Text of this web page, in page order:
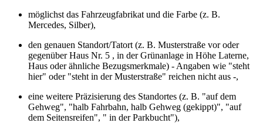
möglichst das Fahrzeugfabrikat und die Farbe (z. B.
Mercedes, Silber),
den genauen Standort/Tatort (z. B. Musterstraße vor oder
gegenüber Haus Nr. 5 , in der Grünanlage in Höhe Laterne,
Haus oder ähnliche Bezugsmerkmale) - Angaben wie "steht
hier" oder "steht in der Musterstraße" reichen nicht aus -,
eine weitere Präzisierung des Standortes (z. B. "auf dem
Gehweg", "halb Fahrbahn, halb Gehweg (gekippt)", "auf
dem Seitensreifen", " in der Parkbucht"),